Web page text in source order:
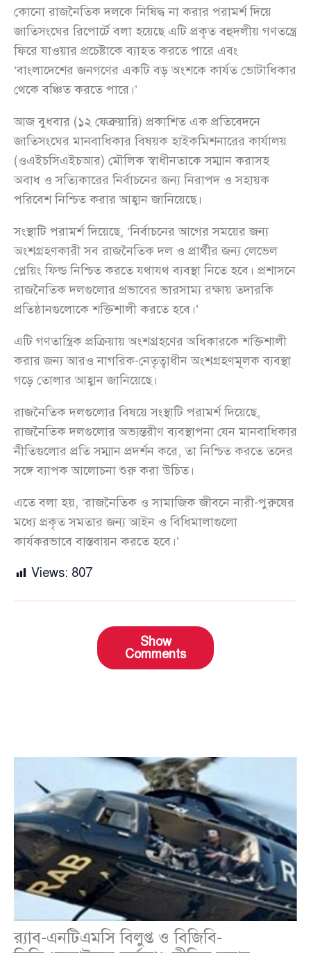
কোনো রাজনৈতিক দলকে নিষিদ্ধ না করার পরামর্শ দিয়ে
জাতিসংঘের রিপোর্টে বলা হয়েছে এটি প্রকৃত বহুদলীয় গণতন্ত্রে
ফিরে যাওয়ার প্রচেষ্টাকে ব্যাহত করতে পারে এবং
‘বাংলাদেশের জনগণের একটি বড় অংশকে কার্যত ভোটাধিকার
থেকে বঞ্চিত করতে পারে।’
আজ বুধবার (১২ ফেব্রুয়ারি) প্রকাশিত এক প্রতিবেদনে
জাতিসংঘের মানবাধিকার বিষয়ক হাইকমিশনারের কার্যালয়
(ওএইচসিএইচআর) মৌলিক স্বাধীনতাকে সম্মান করাসহ
অবাধ ও সত্যিকারের নির্বাচনের জন্য নিরাপদ ও সহায়ক
পরিবেশ নিশ্চিত করার আহ্বান জানিয়েছে।
সংস্থাটি পরামর্শ দিয়েছে, ‘নির্বাচনের আগের সময়ের জন্য
অংশগ্রহণকারী সব রাজনৈতিক দল ও প্রার্থীর জন্য লেভেল
প্লেয়িং ফিল্ড নিশ্চিত করতে যথাযথ ব্যবস্থা নিতে হবে। প্রশাসনে
রাজনৈতিক দলগুলোর প্রভাবের ভারসাম্য রক্ষায় তদারকি
প্রতিষ্ঠানগুলোকে শক্তিশালী করতে হবে।’
এটি গণতান্ত্রিক প্রক্রিয়ায় অংশগ্রহণের অধিকারকে শক্তিশালী
করার জন্য আরও নাগরিক-নেতৃত্বাধীন অংশগ্রহণমূলক ব্যবস্থা
গড়ে তোলার আহ্বান জানিয়েছে।
রাজনৈতিক দলগুলোর বিষয়ে সংস্থাটি পরামর্শ দিয়েছে,
রাজনৈতিক দলগুলোর অভ্যন্তরীণ ব্যবস্থাপনা যেন মানবাধিকার
নীতিগুলোর প্রতি সম্মান প্রদর্শন করে, তা নিশ্চিত করতে তদের
সঙ্গে ব্যাপক আলোচনা শুরু করা উচিত।
এতে বলা হয়, ‘রাজনৈতিক ও সামাজিক জীবনে নারী-পুরুষের
মধ্যে প্রকৃত সমতার জন্য আইন ও বিধিমালাগুলো
কার্যকরভাবে বাস্তবায়ন করতে হবে।’
Views: 807
Show
Comments
র‍্যাব-এনটিএমসি বিলুপ্ত ও বিজিবি-